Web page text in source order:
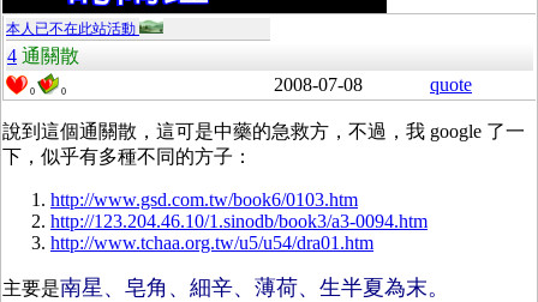
本人已不在此站活動
4 通關散
0 0 2008-07-08 quote
說到這個通關散，這可是中藥的急救方，不過，我 google 了一
下，似乎有多種不同的方子：
http://www.gsd.com.tw/book6/0103.htm
http://123.204.46.10/1.sinodb/book3/a3-0094.htm
http://www.tchaa.org.tw/u5/u54/dra01.htm
主要是南星、皂角、細辛、薄荷、生半夏為末。